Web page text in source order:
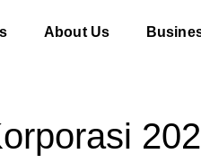
About Us